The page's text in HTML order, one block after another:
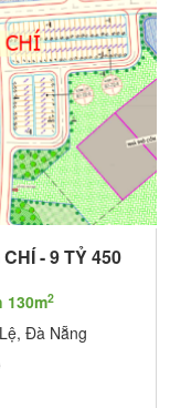
- 9 TỶ 450
130m2
Đà Nẵng